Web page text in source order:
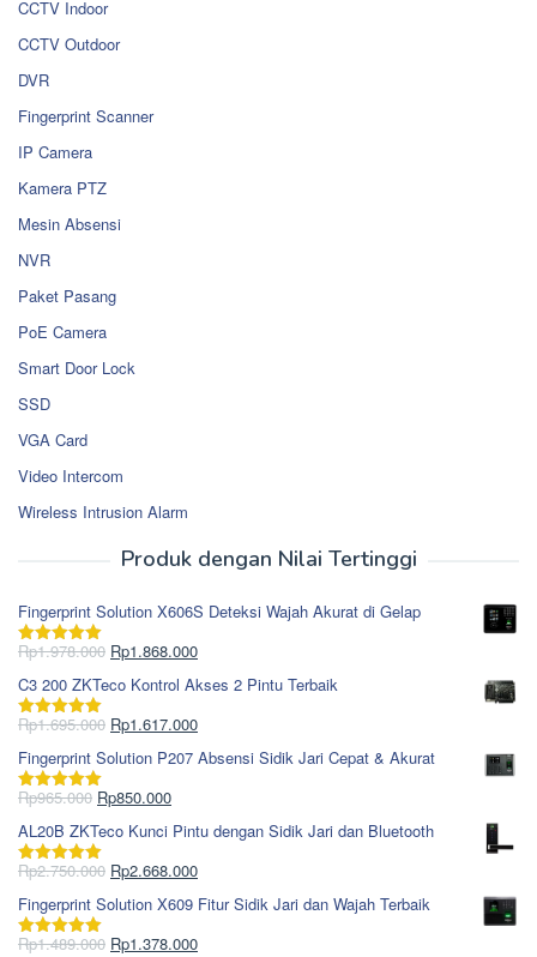
CCTV Indoor
CCTV Outdoor
DVR
Fingerprint Scanner
IP Camera
Kamera PTZ
Mesin Absensi
NVR
Paket Pasang
PoE Camera
Smart Door Lock
SSD
VGA Card
Video Intercom
Wireless Intrusion Alarm
Produk dengan Nilai Tertinggi
Fingerprint Solution X606S Deteksi Wajah Akurat di Gelap
Dinilai5.00
Rp1.978.000 Harga
aslinya
adalah:
Rp1.978.000.
Rp1.868.000Harga
saat
ini
adalah:
C3 200 ZKTeco Kontrol Akses 2 Pintu Terbaik
Dinilai5.00
Rp1.695.000 Harga
aslinya
adalah:
Rp1.695.000.
Rp1.617.000Harga
saat
ini
Fingerprint Solution P207 Absensi Sidik Jari Cepat & Akurat
Dinilai5.00
Rp965.000 Harga
aslinya
adalah:
Rp965.000.
Rp850.000Harga
saat
ini
adalah:
AL20B ZKTeco Kunci Pintu dengan Sidik Jari dan Bluetooth
Dinilai5.00
Rp2.750.000 Harga
aslinya
adalah:
Rp2.750.000.
Rp2.668.000Harga
saat
ini
adalah:
Fingerprint Solution X609 Fitur Sidik Jari dan Wajah Terbaik
Dinilai5.00
Rp1.489.000 Harga
Rp1.378.000Harga